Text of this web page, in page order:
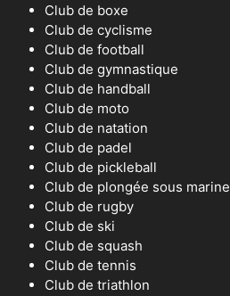
Club de boxe
Club de cyclisme
Club de football
Club de gymnastique
Club de handball
Club de moto
Club de natation
Club de padel
Club de pickleball
Club de plongée sous marine
Club de rugby
Club de ski
Club de squash
Club de tennis
Club de triathlon